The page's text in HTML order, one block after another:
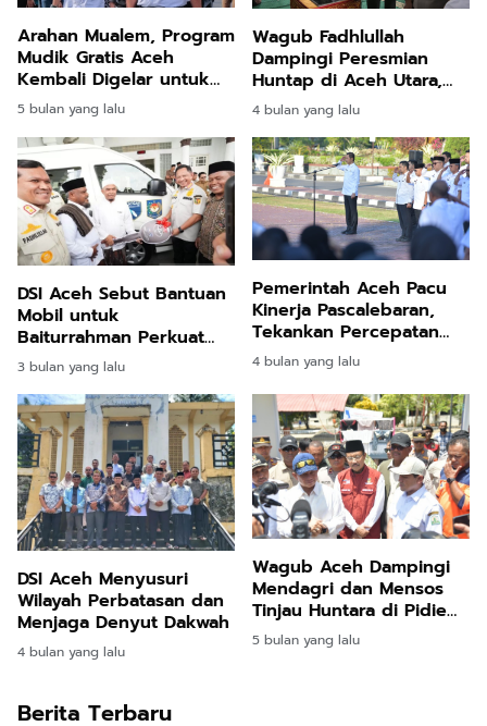
Arahan Mualem, Program
Mudik Gratis Aceh
Kembali Digelar untuk
Masyarakat Terdampak
5 bulan yang lalu
Wagub Fadhlullah
Dampingi Peresmian
Huntap di Aceh Utara,
Warga Mulai Babak Baru
Pascabencana
4 bulan yang lalu
DSI Aceh Sebut Bantuan
Mobil untuk
Baiturrahman Perkuat
Pelayanan Jamaah
3 bulan yang lalu
Pemerintah Aceh Pacu
Kinerja Pascalebaran,
Tekankan Percepatan
Program dan Disiplin
4 bulan yang lalu
DSI Aceh Menyusuri
Wilayah Perbatasan dan
Menjaga Denyut Dakwah
4 bulan yang lalu
Wagub Aceh Dampingi
Mendagri dan Mensos
Tinjau Huntara di Pidie
Jaya
5 bulan yang lalu
Berita Terbaru